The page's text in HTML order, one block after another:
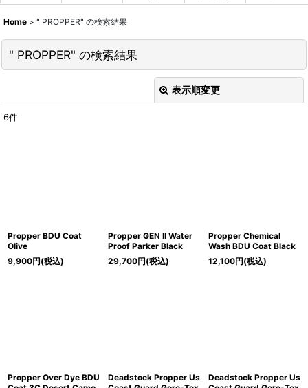
Home > " PROPPER" の検索結果
" PROPPER" の検索結果
表示順変更
Search
Brand:
6件
Propper BDU Coat
Olive
9,900円(税込)
Propper GEN II Water
Proof Parker Black
29,700円(税込)
Propper Chemical
Wash BDU Coat Black
12,100円(税込)
Propper Over Dye BDU
Deadstock Propper Us
Deadstock Propper Us